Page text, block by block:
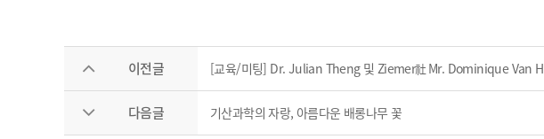
이전글 [교육/미팅] Dr. Julian Theng 및 Ziemer社 Mr. Dominique Van
다음글 기산과학의 자랑, 아름다운 배롱나무 꽃